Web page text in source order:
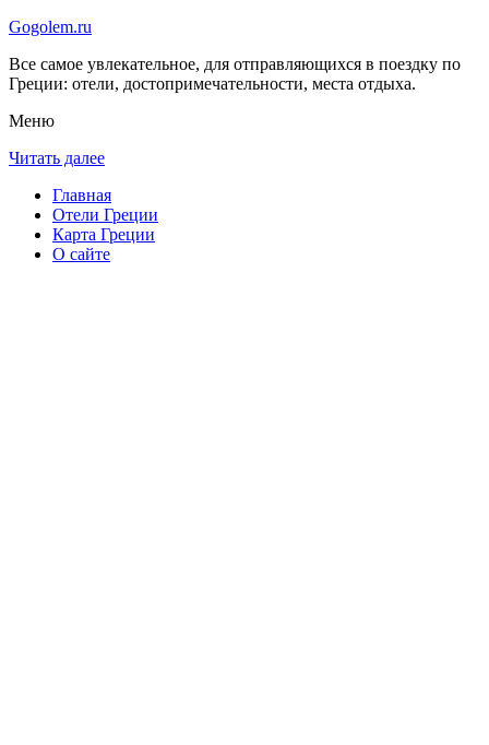
Gogolem.ru
Все самое увлекательное, для отправляющихся в поездку по
Греции: отели, достопримечательности, места отдыха.
Меню
Читать далее
Главная
Отели Греции
Карта Греции
О сайте